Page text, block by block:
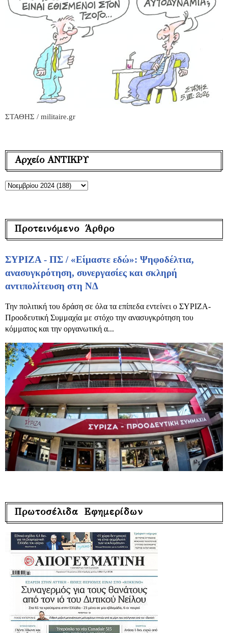
ΣΤΑΘΗΣ / militaire.gr
Αρχείο ΑΝΤΙΚΡΥ
Προτεινόμενο Άρθρο
ΣΥΡΙΖΑ - ΠΣ / «Είμαστε εδώ»: Ψηφοδέλτια,
ανασυγκρότηση, συνεργασίες και σκληρή
αντιπολίτευση στη ΝΔ
Την πολιτική του δράση σε όλα τα επίπεδα εντείνει ο ΣΥΡΙΖΑ-
Προοδευτική Συμμαχία με στόχο την ανασυγκρότηση του
κόμματος και την οργανωτική α...
Πρωτοσέλιδα Εφημερίδων